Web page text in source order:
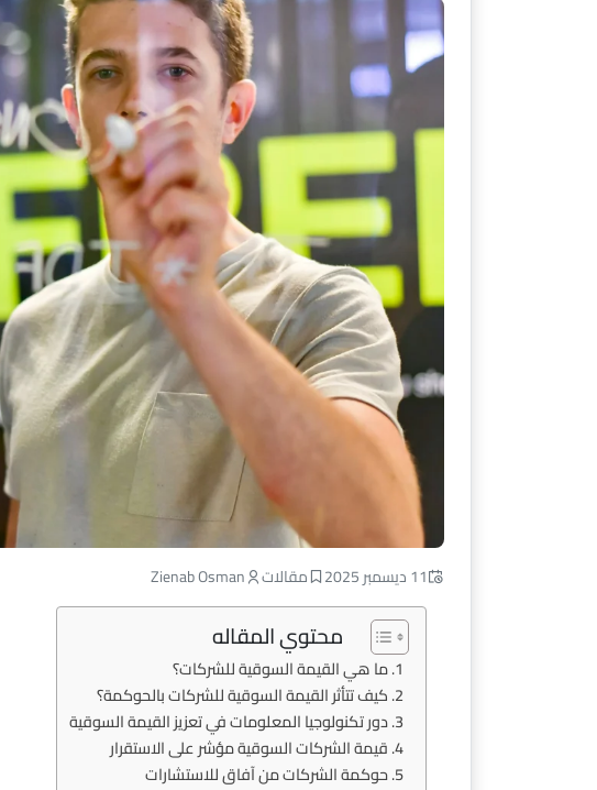
11 ديسمبر 2025 مقالات Zienab Osman
محتوي المقاله
ما هي القيمة السوقية للشركات؟
كيف تتأثر القيمة السوقية للشركات بالحوكمة؟
دور تكنولوجيا المعلومات في تعزيز القيمة السوقية
قيمة الشركات السوقية مؤشر على الاستقرار
حوكمة الشركات من آفاق للاستشارات